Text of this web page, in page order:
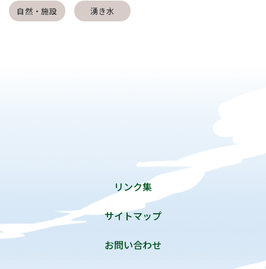
自然・施設 湧き水
リンク集
サイトマップ
お問い合わせ